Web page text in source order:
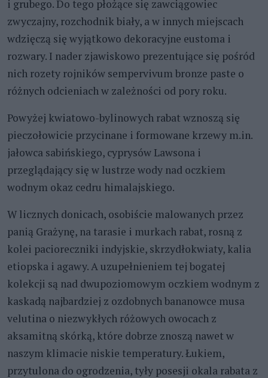
i grubego. Do tego płożące się zawciągowiec
zwyczajny, rozchodnik biały, a w innych miejscach
wdzięczą się wyjątkowo dekoracyjne eustoma i
rozwary. I nader zjawiskowo prezentujące się pośród
nich rozety rojników sempervivum bronze paste o
różnych odcieniach w zależności od pory roku.
Powyżej kwiatowo-bylinowych rabat wznoszą się
pieczołowicie przycinane i formowane krzewy m.in.
jałowca sabińskiego, cyprysów Lawsona i
przeglądający się w lustrze wody nad oczkiem
wodnym okaz cedru himalajskiego.
W licznych donicach, osobiście malowanych przez
panią Grażynę, na tarasie i murkach rabat, rosną z
kolei pacioreczniki indyjskie, skrzydłokwiaty, kalia
etiopska i agawy. A uzupełnieniem tej bogatej
kolekcji są nad dwupoziomowym oczkiem wodnym z
kaskadą najbardziej z ozdobnych bananowce musa
velutina o niezwykłych różowych owocach z
aksamitną skórką, które dobrze znoszą nawet w
naszym klimacie niskie temperatury. Łukiem,
przytulona do ogrodzenia, tyły posesji okala rabata z